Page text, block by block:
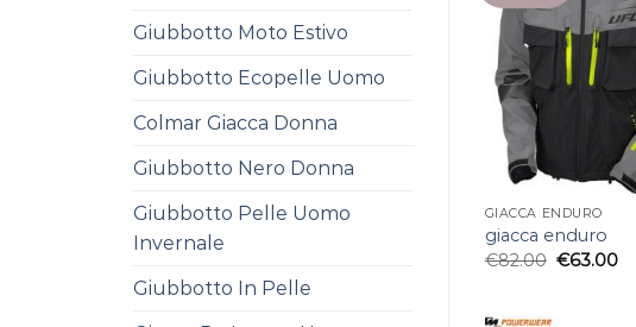
Giubbotto Moto Estivo
Giubbotto Ecopelle Uomo
Colmar Giacca Donna
Giubbotto Nero Donna
Giubbotto Pelle Uomo
Invernale
Giubbotto In Pelle
GIACCA ENDURO
giacca enduro
€82.00 €63.00